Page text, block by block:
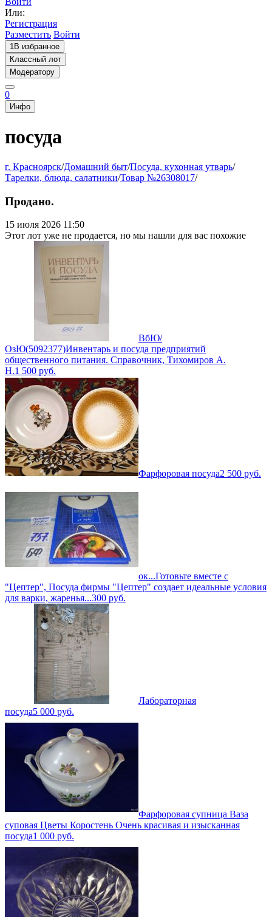
Или:
Регистрация
Разместить Войти
1В избранное
Классный лот
Модератору
0
Инфо
посуда
г. Красноярск/Домашний быт/Посуда, кухонная утварь/
Тарелки, блюда, салатники/Товар №26308017/
Продано.
15 июля 2026 11:50
Этот лот уже не продается, но мы нашли для вас похожие
ВбЮ/
ОзЮ(5092377)Инвентарь и посуда предприятий
общественного питания. Справочник, Тихомиров А.
Н.1 500 руб.
Фарфоровая посуда2 500 руб.
ок...Готовьте вместе с
"Цептер", Посуда фирмы "Цептер" создает идеальные условия
для варки, жаренья...300 руб.
Лабораторная
посуда5 000 руб.
Фарфоровая супница Ваза
суповая Цветы Коростень Очень красивая и изысканная
посуда1 000 руб.